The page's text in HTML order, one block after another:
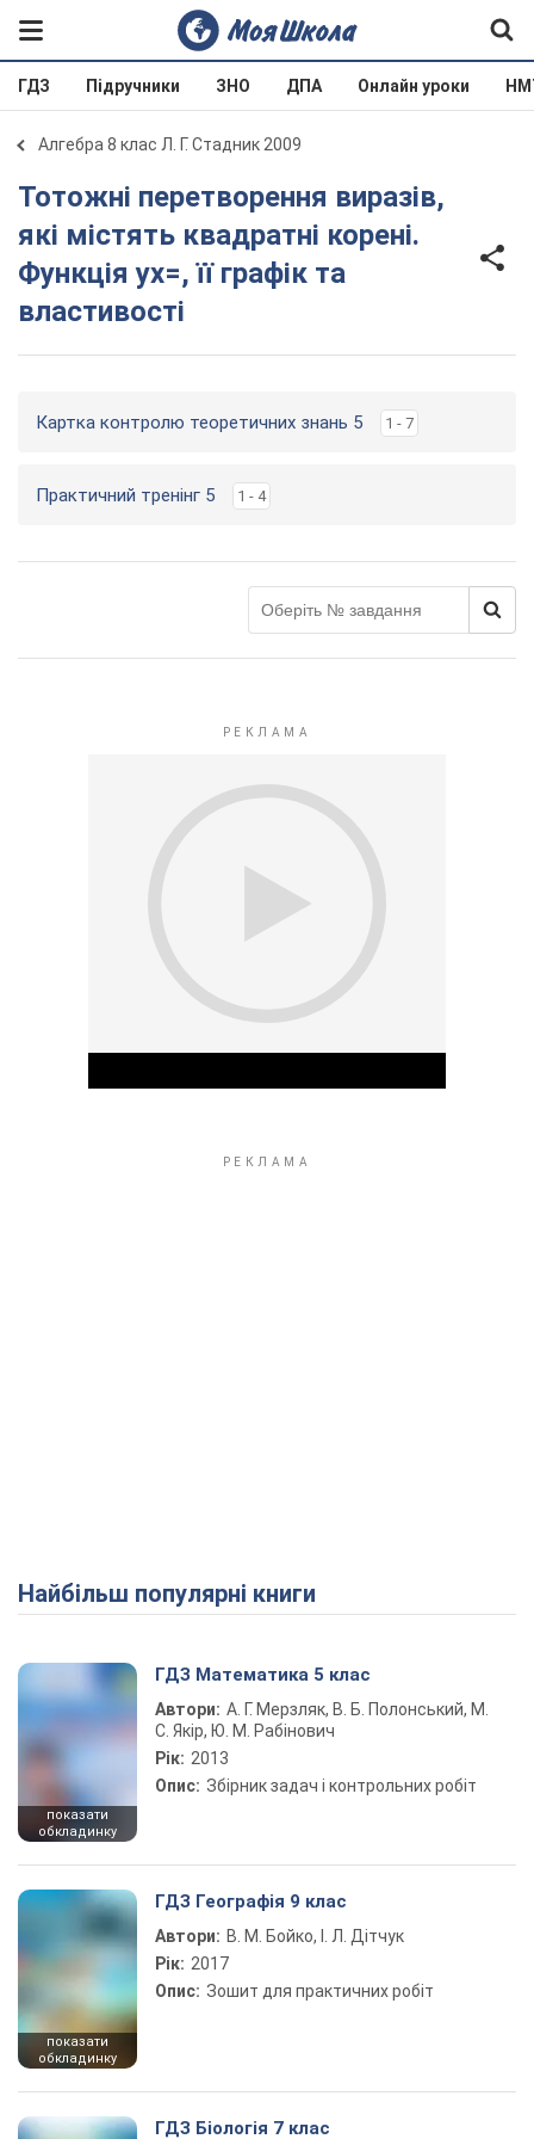
ГДЗ Підручники ЗНО ДПА Онлайн уроки
Алгебра 8 клас Л. Г. Стадник 2009
Тотожні перетворення виразів,
які містять квадратні корені.
Функція yx=, її графік та
властивості
Картка контролю теоретичних знань 5 1 - 7
Практичний тренінг 5 1 - 4
Найбільш популярні книги
показати
обкладинку
ГДЗ Математика 5 клас
Автори: А. Г. Мерзляк, В. Б. Полонський, М.
С. Якір, Ю. М. Рабінович
Рік: 2013
Опис: Збірник задач і контрольних робіт
показати
обкладинку
ГДЗ Географія 9 клас
Автори: В. М. Бойко, І. Л. Дітчук
Рік: 2017
Опис: Зошит для практичних робіт
ГДЗ Біологія 7 клас